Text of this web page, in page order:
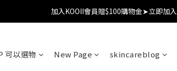
加入KOOII會員贈$100購物金➤立即加入
加入KOOII會員贈$100購物金➤立即加入
加入KOOII會員贈$100購物金➤立即加入
可以選物 New Page skincareblog